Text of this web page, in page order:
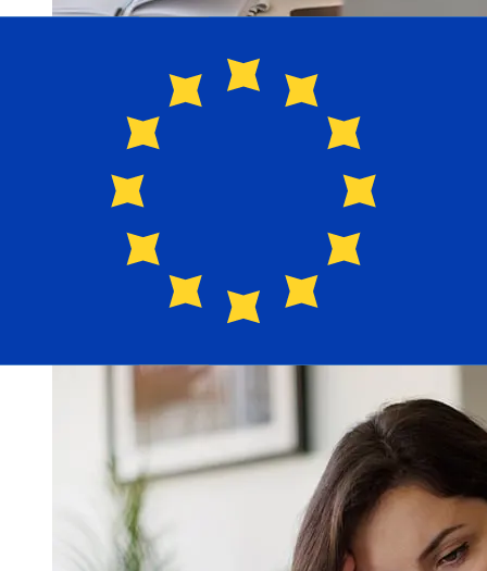
Hoe snel is een Nordea SEK om over
Bezorgtijden voor internationale overboekingen met
Nordea van Zweden tot Euro Lidstaten variëren
afhankelijk van de betaalmethode en het tijdstip van
transacties. Internationale bankoverschrijvingen duren
meestal 1 tot 5 werkdagen. Factoren zoals feestdagen
en veiligheidscontroles kunnen ook invloed hebben op
de levering. Controleer Nordea Bankde afkaptijden om